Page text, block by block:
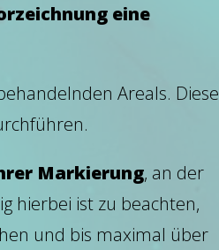
eine
Areals. Diese
Markierung, an der
hierbei ist zu beachten,
und bis maximal über